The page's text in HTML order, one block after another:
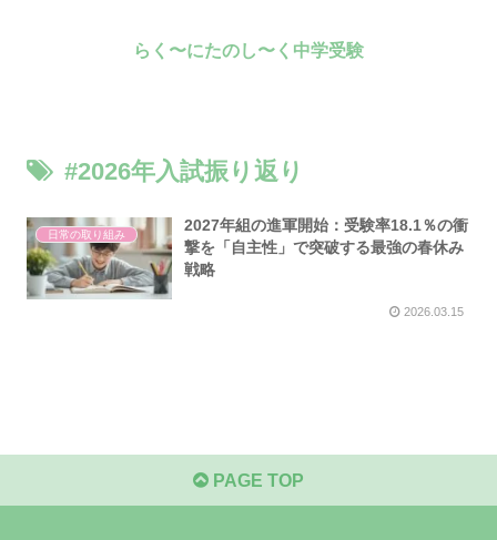
らく〜にたのし〜く中学受験
#2026年入試振り返り
日常の取り組み
2027年組の進軍開始：受験率18.1％の衝
撃を「自主性」で突破する最強の春休み
戦略
2026.03.15
PAGE TOP